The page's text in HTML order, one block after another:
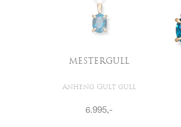
MESTERGULL
Anheng Gult gull
6.995,-